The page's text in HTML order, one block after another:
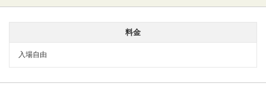
料金
入場自由